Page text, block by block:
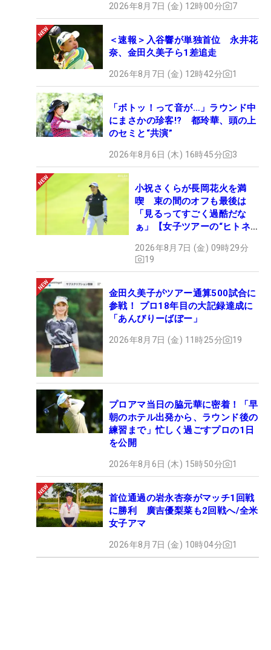
2026年8月7日 (金) 12時00分 7
＜速報＞入谷響が単独首位 永井花
奈、金田久美子ら1差追走
2026年8月7日 (金) 12時42分 1
「ボトッ！って音が…」ラウンド中
にまさかの珍客!? 都玲華、頭の上
のセミと“共演”
2026年8月6日 (木) 16時45分 3
小祝さくらが長岡花火を満
喫 束の間のオフも最後は
「見るってすごく過酷だな
ぁ」【女子ツアーの“ヒトネ
2026年8月7日 (金) 09時29分
19
金田久美子がツアー通算500試合に
参戦！ プロ18年目の大記録達成に
「あんびりーばぼー」
2026年8月7日 (金) 11時25分 19
プロアマ当日の脇元華に密着！「早
朝のホテル出発から、ラウンド後の
練習まで」忙しく過ごすプロの1日
を公開
2026年8月6日 (木) 15時50分 1
首位通過の岩永杏奈がマッチ1回戦
に勝利 廣吉優梨菜も2回戦へ/全米
女子アマ
2026年8月7日 (金) 10時04分 1